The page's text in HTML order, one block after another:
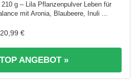
g – Lila Pflanzenpulver Leben für
mit Aronia, Blaubeere, Inuli ...
20,99 €
ANGEBOT »